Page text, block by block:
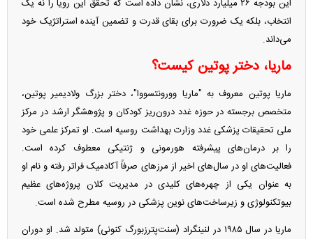
این بودجه ۲۶ میلیارد دلاری، نشان داده است که تحقق این رویا را نه یک
انتخاب، بلکه یک ضرورت برای بقای قدرت و تضمین آینده استراتژیک خود
می‌داند.
ماریا، دختر پوتین کیست؟
ماریا پوتین معروف به "ماریا وورونتسووا"، دختر بزرگ ولادیمیر پوتین،
متخصص برجسته در حوزه غدد درون‌ریز کودکان و پژوهشگر ارشد در مرکز
ملی تحقیقات پزشکی غدد وزارت بهداشت روسیه است. او تمرکز علمی خود
را بر درمان‌های پیشرفته هورمونی و ژنتیکی معطوف کرده است.
فعالیت‌های او در سال‌های اخیر از مرزهای صرفاً آکادمیک فراتر رفته و نام او
به عنوان یکی از چهره‌های کلیدی در مدیریت کلان پروژه‌های عظیم
بیوتکنولوژی و زیرساخت‌های نوین پزشکی در روسیه مطرح شده است.
ماریا در سال ۱۹۸۵ در لنینگراد (سنت‌پترزبورگ کنونی) متولد شد. او دوران